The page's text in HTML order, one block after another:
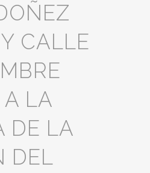
CALLE
LA
DE LA
DEL